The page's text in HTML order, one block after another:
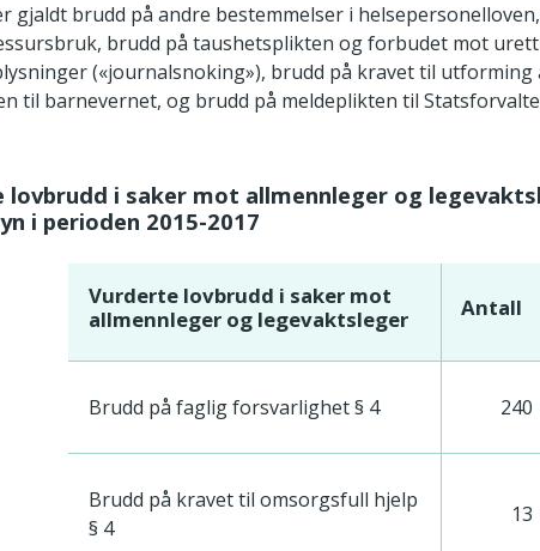
gjaldt brudd på andre bestemmelser i
brudd på taushetsplikten og forbudet mot
(«journalsnoking»), brudd på kravet til
til barnevernet, og brudd på meldeplikten til
lovbrudd i saker mot allmennleger og
i perioden 2015-2017
Brudd på faglig forsvarlighet § 4 240
Brudd på kravet til omsorgsfull hjelp
§ 4
13
Vurderte lovbrudd i saker mot
allmennleger og legevaktsleger
Antall